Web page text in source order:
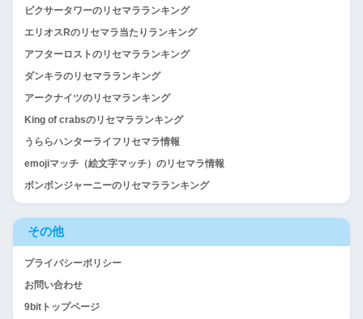
ピクサータワーのリセマラランキング
エリオスRのリセマラ当たりランキング
アフターロストのリセマラランキング
ダンキラのリセマラランキング
アークナイツのリセマランキング
King of crabsのリセマラランキング
うららハンターライフリセマラ情報
emojiマッチ（絵文字マッチ）のリセマラ情報
ボンボンジャーニーのリセマラランキング
その他
プライバシーポリシー
お問い合わせ
9bitトップページ